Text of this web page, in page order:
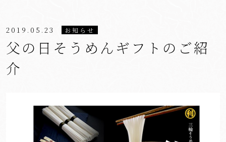
2019.05.23 お知らせ
父の日そうめんギフトのご紹
介